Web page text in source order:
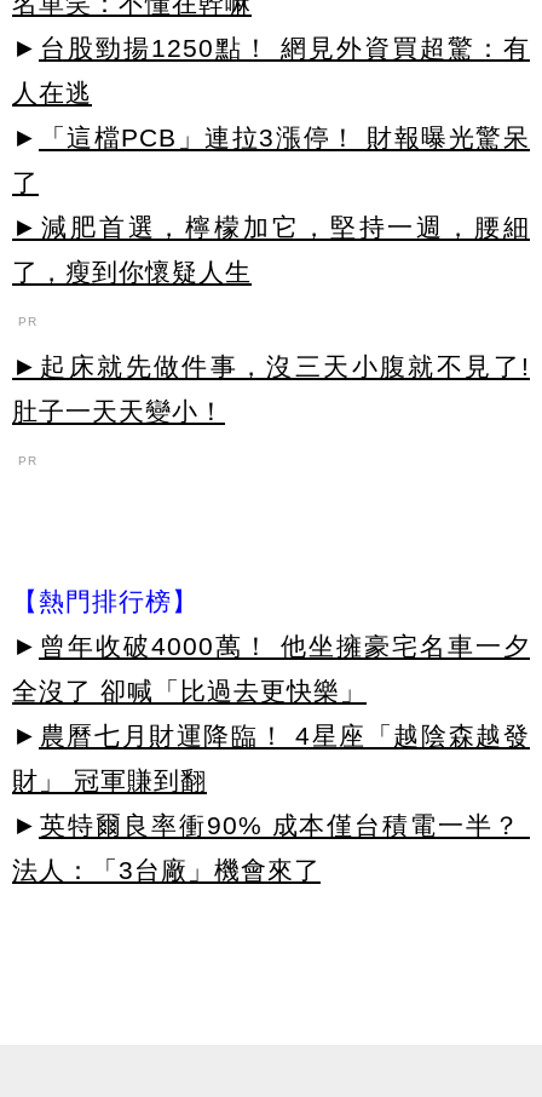
► 台股勁揚1250點！ 網見外資買超驚：有
人在逃
►
「這檔PCB」連拉3漲停！ 財報曝光驚呆
了
►減肥首選，檸檬加它，堅持一週，腰細
了，瘦到你懷疑人生
PR
►起床就先做件事，沒三天小腹就不見了!
肚子一天天變小！
PR
【熱門排行榜】
► 曾年收破4000萬！ 他坐擁豪宅名車一夕
全沒了 卻喊「比過去更快樂」
► 農曆七月財運降臨！ 4星座「越陰森越發
財」 冠軍賺到翻
► 英特爾良率衝90% 成本僅台積電一半？
法人：「3台廠」機會來了